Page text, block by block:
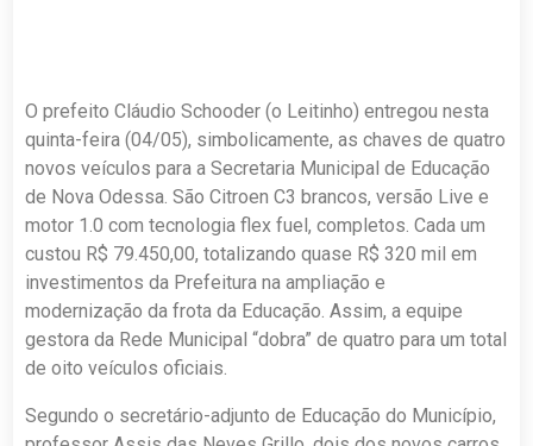
O prefeito Cláudio Schooder (o Leitinho) entregou nesta
quinta-feira (04/05), simbolicamente, as chaves de quatro
novos veículos para a Secretaria Municipal de Educação
de Nova Odessa. São Citroen C3 brancos, versão Live e
motor 1.0 com tecnologia flex fuel, completos. Cada um
custou R$ 79.450,00, totalizando quase R$ 320 mil em
investimentos da Prefeitura na ampliação e
modernização da frota da Educação. Assim, a equipe
gestora da Rede Municipal “dobra” de quatro para um total
de oito veículos oficiais.
Segundo o secretário-adjunto de Educação do Município,